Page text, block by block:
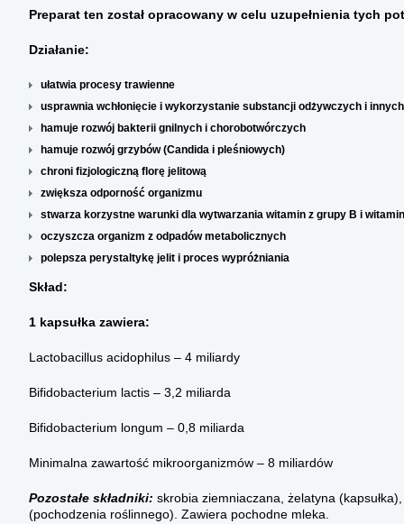
Preparat ten został opracowany w celu uzupełnienia tych
Działanie:
ułatwia procesy trawienne
usprawnia wchłonięcie i wykorzystanie substancji odżywczych i innych
hamuje rozwój bakterii gnilnych i chorobotwórczych
hamuje rozwój grzybów (Candida i pleśniowych)
chroni fizjologiczną florę jelitową
zwiększa odporność organizmu
stwarza korzystne warunki dla wytwarzania witamin z grupy B i
oczyszcza organizm z odpadów metabolicznych
polepsza perystaltykę jelit i proces wypróżniania
Skład:
1 kapsułka zawiera:
Lactobacillus acidophilus – 4 miliardy
Bifidobacterium lactis – 3,2 miliarda
Bifidobacterium longum – 0,8 miliarda
Minimalna zawartość mikroorganizmów – 8 miliardów
Pozostałe składniki: skrobia ziemniaczana, żelatyna
(pochodzenia roślinnego). Zawiera pochodne mleka.